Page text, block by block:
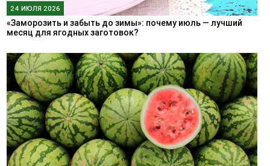
24 ИЮЛЯ 2026
«Заморозить и забыть до зимы»: почему июль — лучший
месяц для ягодных заготовок?